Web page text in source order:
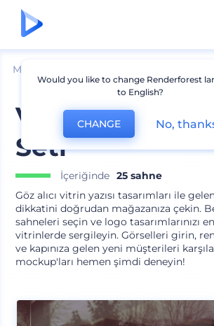
Mockuplar
Vitrin Yazısı
Seti
İçeriğinde 25 sahne
Göz alıcı vitrin yazısı tasarımları ile
dikkatini doğrudan mağazanıza çekin.
sahneleri seçin ve logo tasarımlarınızı
vitrinlerde sergileyin. Görselleri girin,
ve kapınıza gelen yeni müşterileri
mockup'ları hemen şimdi deneyin!
Would you like to change Renderforest
to English?
CHANGE No,